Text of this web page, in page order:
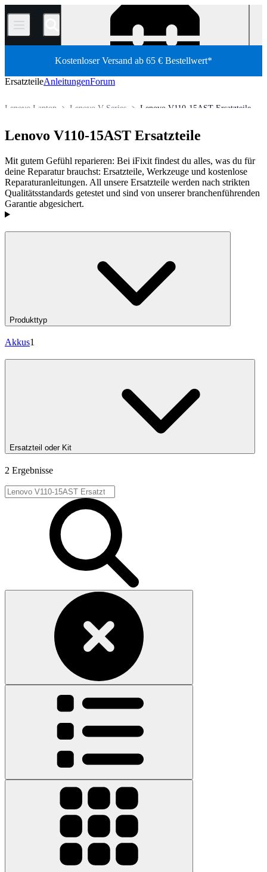
/
Kostenloser Versand ab 65 € Bestellwert*
ErsatzteileAnleitungenForum
Lenovo V110-15AST Ersatzteile
Lenovo V Series
Lenovo Laptop
Lenovo V110-15AST Ersatzteile
Mit gutem Gefühl reparieren: Bei iFixit findest du alles, was du für
deine Reparatur brauchst: Ersatzteile, Werkzeuge und kostenlose
Reparaturanleitungen. All unsere Ersatzteile werden nach strikten
Qualitätsstandards getestet und sind von unserer branchenführenden
Garantie abgesichert.
Produkte
Produkttyp
Akkus1
Ersatzteil oder Kit
2 Ergebnisse